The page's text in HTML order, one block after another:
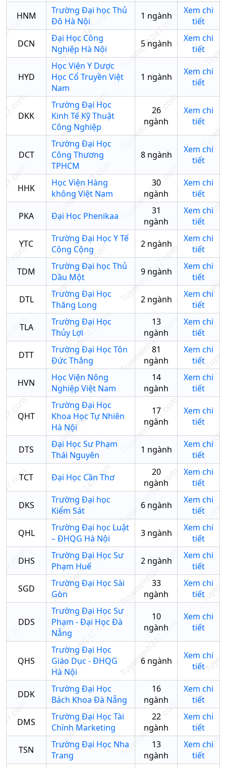
HNM
Trường Đại học Thủ
Đô Hà Nội
1 ngành
Xem chi
tiết
DCN
Đại Học Công
Nghiệp Hà Nội
5ngành
Xem chi
tiết
HYD
Học Viện Y Dược
Học Cổ Truyền Việt
Nam
1 ngành
Xem chi
tiết
DKK
Trường Đại Học
Kinh Tế Kỹ Thuật
Công Nghiệp
26
ngành
Xem chi
tiết
DCT
Trường Đại Học
Công Thương
TPHCM
8ngành
Xem chi
tiết
HHK
Học Viện Hàng
không Việt Nam
30
ngành
Xem chi
tiết
PKA
Đại Học Phenikaa
31
ngành
Xem chi
tiết
YTC
Trường Đại Học Y Tế
Công Cộng
2ngành
Xem chi
tiết
TDM
Trường Đại học Thủ
Dầu Một
9ngành
Xem chi
tiết
DTL
Trường Đại Học
Thăng Long
2ngành
Xem chi
tiết
TLA
Trường Đại Học
Thủy Lợi
13
ngành
Xem chi
tiết
DTT
Trường Đại Học Tôn
Đức Thắng
81
ngành
Xem chi
tiết
HVN
Học Viện Nông
Nghiệp Việt Nam
14
ngành
Xem chi
tiết
QHT
Trường Đại Học
Khoa Học Tự Nhiên
Hà Nội
17
ngành
Xem chi
tiết
DTS
Đại Học Sư Phạm
Thái Nguyên
1 ngành
Xem chi
tiết
TCT
Đại Học Cần Thơ
20
ngành
Xem chi
tiết
DKS
Trường Đại học
Kiểm Sát
6ngành
Xem chi
tiết
QHL
Trường Đại học Luật
– ĐHQG Hà Nội
3ngành
Xem chi
tiết
DHS
Trường Đại Học Sư
Phạm Huế
2ngành
Xem chi
tiết
SGD
Trường Đại Học Sài
Gòn
33
ngành
Xem chi
tiết
DDS
Trường Đại Học Sư
Phạm - Đại Học Đà
Nẵng
10
ngành
Xem chi
tiết
QHS
Trường Đại Học
Giáo Dục - ĐHQG
Hà Nội
6ngành
Xem chi
tiết
DDK
Trường Đại Học
Bách Khoa Đà Nẵng
16
ngành
Xem chi
tiết
DMS
Trường Đại Học Tài
Chính Marketing
22
ngành
Xem chi
tiết
TSN
Trường Đại Học Nha
Trang
13
ngành
Xem chi
tiết